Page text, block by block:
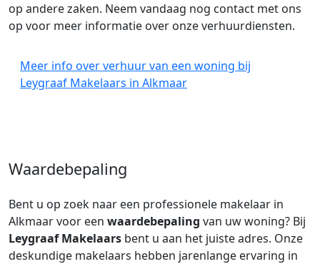
op andere zaken. Neem vandaag nog contact met ons
op voor meer informatie over onze verhuurdiensten.
Meer info over verhuur van een woning bij
Leygraaf Makelaars in Alkmaar
Waardebepaling
Bent u op zoek naar een professionele makelaar in
Alkmaar voor een waardebepaling van uw woning? Bij
Leygraaf Makelaars bent u aan het juiste adres. Onze
deskundige makelaars hebben jarenlange ervaring in